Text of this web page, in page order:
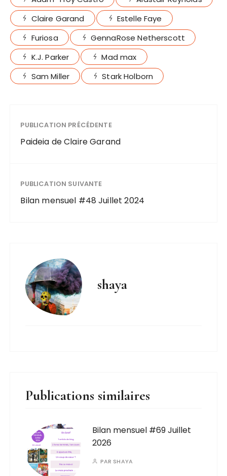
Claire Garand
Estelle Faye
Furiosa
GennaRose Netherscott
K.J. Parker
Mad max
Sam Miller
Stark Holborn
PUBLICATION PRÉCÉDENTE
Paideia de Claire Garand
PUBLICATION SUIVANTE
Bilan mensuel #48 Juillet 2024
shaya
Publications similaires
Bilan mensuel #69 Juillet
2026
PAR SHAYA